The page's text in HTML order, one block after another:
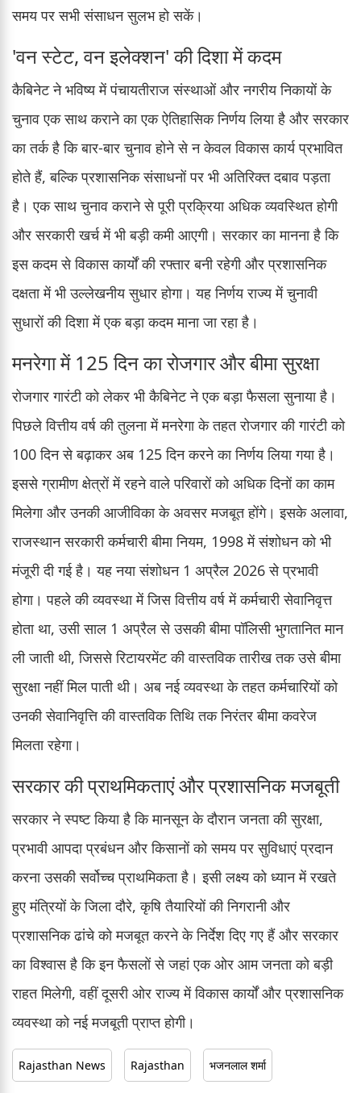
समय पर सभी संसाधन सुलभ हो सकें।
'वन स्टेट, वन इलेक्शन' की दिशा में कदम
कैबिनेट ने भविष्य में पंचायतीराज संस्थाओं और नगरीय निकायों के
चुनाव एक साथ कराने का एक ऐतिहासिक निर्णय लिया है और सरकार
का तर्क है कि बार-बार चुनाव होने से न केवल विकास कार्य प्रभावित
होते हैं, बल्कि प्रशासनिक संसाधनों पर भी अतिरिक्त दबाव पड़ता
है। एक साथ चुनाव कराने से पूरी प्रक्रिया अधिक व्यवस्थित होगी
और सरकारी खर्च में भी बड़ी कमी आएगी। सरकार का मानना है कि
इस कदम से विकास कार्यों की रफ्तार बनी रहेगी और प्रशासनिक
दक्षता में भी उल्लेखनीय सुधार होगा। यह निर्णय राज्य में चुनावी
सुधारों की दिशा में एक बड़ा कदम माना जा रहा है।
मनरेगा में 125 दिन का रोजगार और बीमा सुरक्षा
रोजगार गारंटी को लेकर भी कैबिनेट ने एक बड़ा फैसला सुनाया है।
पिछले वित्तीय वर्ष की तुलना में मनरेगा के तहत रोजगार की गारंटी को
100 दिन से बढ़ाकर अब 125 दिन करने का निर्णय लिया गया है।
इससे ग्रामीण क्षेत्रों में रहने वाले परिवारों को अधिक दिनों का काम
मिलेगा और उनकी आजीविका के अवसर मजबूत होंगे। इसके अलावा,
राजस्थान सरकारी कर्मचारी बीमा नियम, 1998 में संशोधन को भी
मंजूरी दी गई है। यह नया संशोधन 1 अप्रैल 2026 से प्रभावी
होगा। पहले की व्यवस्था में जिस वित्तीय वर्ष में कर्मचारी सेवानिवृत्त
होता था, उसी साल 1 अप्रैल से उसकी बीमा पॉलिसी भुगतानित मान
ली जाती थी, जिससे रिटायरमेंट की वास्तविक तारीख तक उसे बीमा
सुरक्षा नहीं मिल पाती थी। अब नई व्यवस्था के तहत कर्मचारियों को
उनकी सेवानिवृत्ति की वास्तविक तिथि तक निरंतर बीमा कवरेज
मिलता रहेगा।
सरकार की प्राथमिकताएं और प्रशासनिक मजबूती
सरकार ने स्पष्ट किया है कि मानसून के दौरान जनता की सुरक्षा,
प्रभावी आपदा प्रबंधन और किसानों को समय पर सुविधाएं प्रदान
करना उसकी सर्वोच्च प्राथमिकता है। इसी लक्ष्य को ध्यान में रखते
हुए मंत्रियों के जिला दौरे, कृषि तैयारियों की निगरानी और
प्रशासनिक ढांचे को मजबूत करने के निर्देश दिए गए हैं और सरकार
का विश्वास है कि इन फैसलों से जहां एक ओर आम जनता को बड़ी
राहत मिलेगी, वहीं दूसरी ओर राज्य में विकास कार्यों और प्रशासनिक
व्यवस्था को नई मजबूती प्राप्त होगी।
Rajasthan News Rajasthan भजनलाल शर्मा